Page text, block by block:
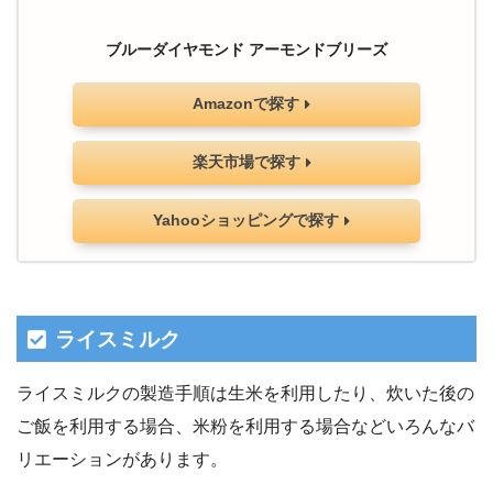
ブルーダイヤモンド アーモンドブリーズ
Amazonで探す
楽天市場で探す
Yahooショッピングで探す
ライスミルク
ライスミルクの製造手順は生米を利用したり、炊いた後の
ご飯を利用する場合、米粉を利用する場合などいろんなバ
リエーションがあります。